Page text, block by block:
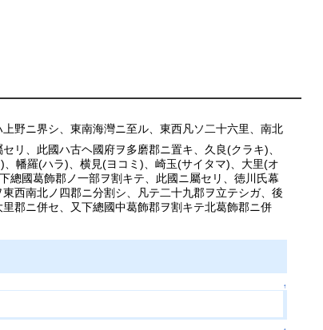
野ニ界シ、東南海灣ニ至ル、東西凡ソ二十六里、南北
リ、此國ハ古ヘ國府ヲ多磨郡ニ置キ、久良(クラキ)、
幡羅(ハラ)、横見(ヨコミ)、崎玉(サイタマ)、大里(オ
總國葛飾郡ノ一部ヲ割キテ、此國ニ屬セリ、徳川氏幕
西南北ノ四郡ニ分割シ、凡テ二十九郡ヲ立テシガ、後
郡ニ併セ、又下總國中葛飾郡ヲ割キテ北葛飾郡ニ併
↑